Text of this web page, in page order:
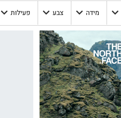
מידה צבע פעילות